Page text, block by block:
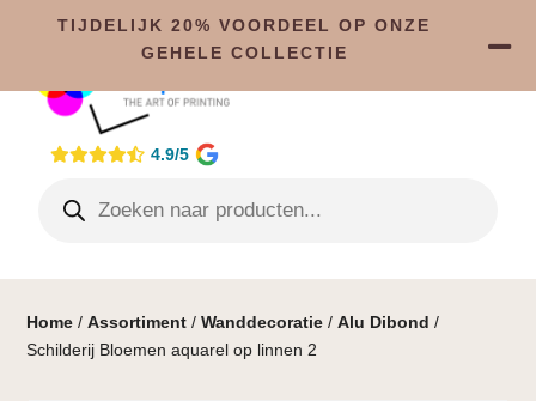
4.9/5
Home /Assortiment /Wanddecoratie /Alu Dibond /
Schilderij Bloemen aquarel op linnen 2
TIJDELIJK 20% VOORDEEL OP ONZE
GEHELE COLLECTIE